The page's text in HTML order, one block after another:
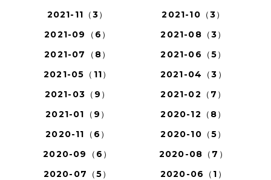
2021-11（3）
2021-10（3）
2021-09（6）
2021-08（3）
2021-07（8）
2021-06（5）
2021-05（11）
2021-04（3）
2021-03（9）
2021-02（7）
2021-01（9）
2020-12（8）
2020-11（6）
2020-10（5）
2020-09（6）
2020-08（7）
2020-07（5）
2020-06（1）